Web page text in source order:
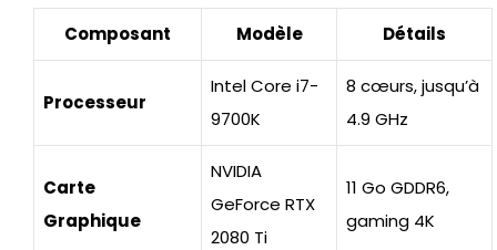
Composant Modèle Détails
Processeur
Intel Core i7-
9700K
8 cœurs, jusqu’à
4.9 GHz
Carte
Graphique
NVIDIA
GeForce RTX
2080 Ti
11 Go GDDR6,
gaming 4K